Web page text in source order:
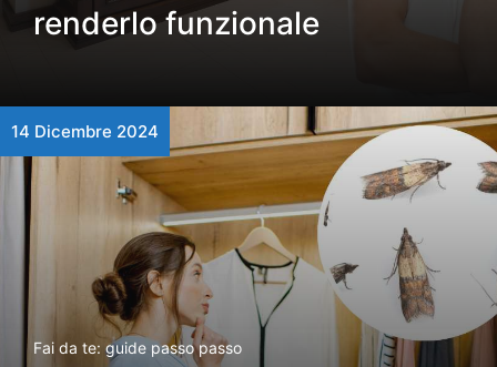
renderlo funzionale
14 Dicembre 2024
Fai da te: guide passo passo